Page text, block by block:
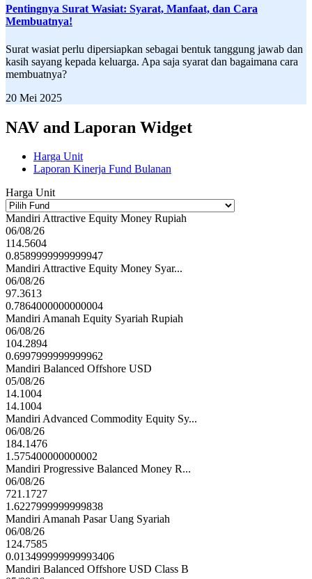
Pentingnya Surat Wasiat: Syarat, Manfaat, dan Cara
Membuatnya!
Surat wasiat perlu dipersiapkan sebagai bentuk tanggung jawab dan
kasih sayang kepada keluarga. Apa saja syarat dan bagaimana cara
membuatnya?
20 Mei 2025
NAV and Laporan Widget
Harga Unit
Laporan Kinerja Fund Bulanan
Harga Unit
Mandiri Attractive Equity Money Rupiah
06/08/26
114.5604
0.8589999999999947
Mandiri Attractive Equity Money Syar...
06/08/26
97.3613
0.7864000000000004
Mandiri Amanah Equity Syariah Rupiah
06/08/26
104.2894
0.6997999999999962
Mandiri Balanced Offshore USD
05/08/26
14.1004
14.1004
Mandiri Advanced Commodity Equity Sy...
06/08/26
184.1476
1.575400000000002
Mandiri Progressive Balanced Money R...
06/08/26
721.1727
1.6227999999999838
Mandiri Amanah Pasar Uang Syariah
06/08/26
124.7585
0.013499999999993406
Mandiri Balanced Offshore USD Class B